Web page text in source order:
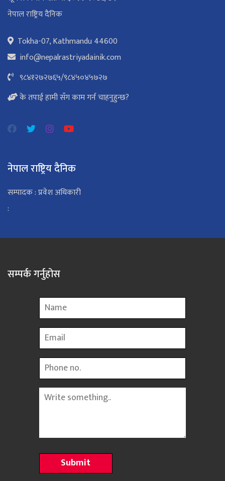
नेपाल राष्ट्रिय दैनिक
Tokha-07, Kathmandu 44600
info@nepalrastriyadainik.com
९८४१२७२७६५/९८४५०४५७२७
के तपाई हामी सँग काम गर्न चाहनुहुन्छ?
नेपाल राष्ट्रिय दैनिक
सम्पादक : प्रवेश अधिकारी
:
सम्पर्क गर्नुहोस
Name
Email
Phone
Message